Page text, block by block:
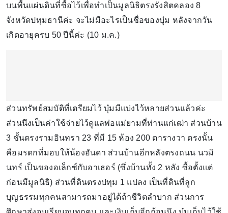
บนพื้นแผ่นดินที่ซื้อไว้เพื่อทำเป็นมูลนิธิตรงรังสิตคลอง 8
จังหวัดปทุมธานีค่ะ จะไม่มีอะไรเป็นชื่อของบุ๋ม หลังจากวัน
เกิดอายุครบ 50 ปีนี้ค่ะ (10 ม.ค.)
ส่วนทรัพย์สมบัติที่เตรียมไว้ บุ๋มมีแบ่งไว้หลายส่วนแล้วค่ะ
ส่วนนึงเป็นค่าใช้จ่ายไว้ดูแลพ่อแม่ยามที่ท่านแก่เฒ่า ส่วนบ้าน
3 ชั้นตรงรามอินทรา 23 ที่มี 15 ห้อง 200 ตารางวา ตรงนั้น
คือมรดกที่มอบให้น้องอันดา ส่วนบ้านอีกหลังตรงถนน นวมิ
นทร์ เป็นของอเล็กซ์กับอาเธอร์ (ซึ่งบ้านทั้ง 2 หลัง ซื้อตั้งแต่
ก่อนมีมูลนิธิ) ส่วนที่ดินตรงปทุม 1 แปลง เป็นที่ดินที่ลูก
บุญธรรมทุกคนสามารถมาอยู่ได้ถ้าชีวิตลำบาก ส่วนการ